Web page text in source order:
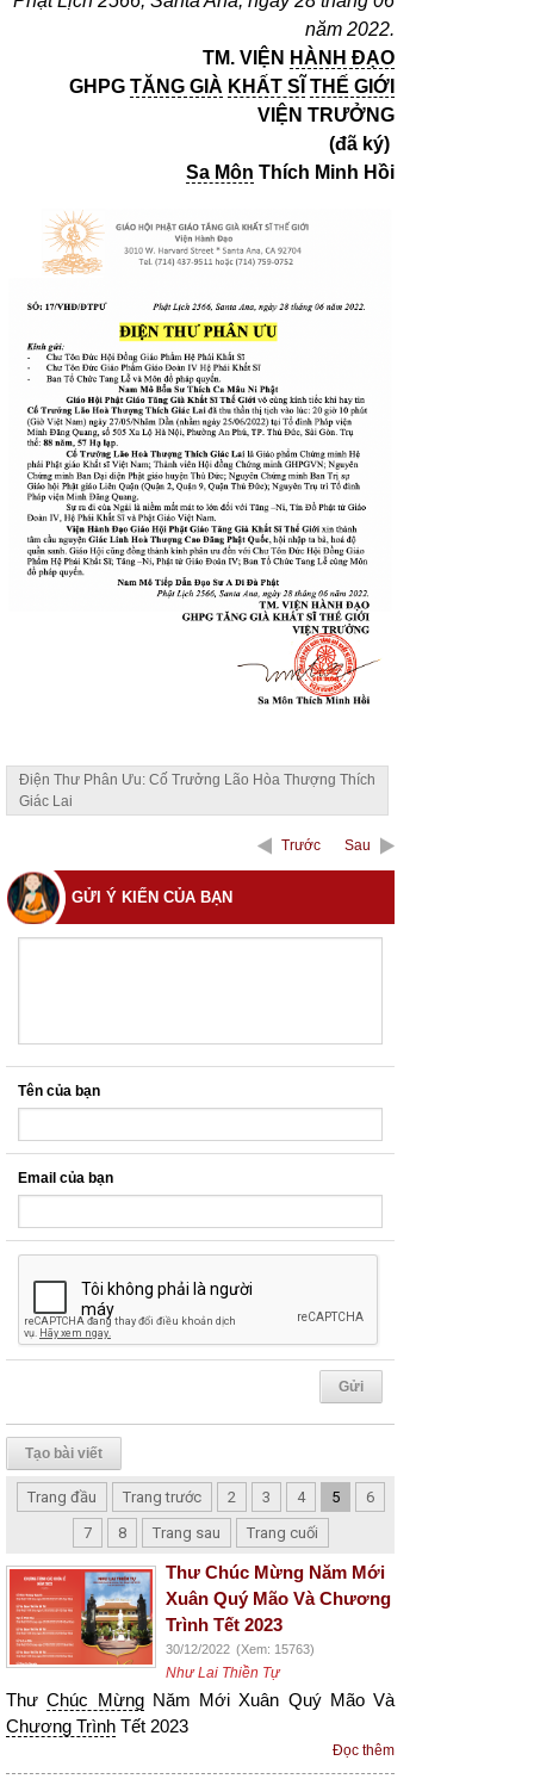
năm 2022.
TM. VIỆN HÀNH ĐẠO
GHPG TĂNG GIÀ KHẤT SĨ THẾ GIỚI
VIỆN TRƯỞNG
(đã ký)
Sa Môn Thích Minh Hồi
Điện Thư Phân Ưu: Cố Trưởng Lão Hòa Thượng Thích
Giác Lai
Trước Sau
GỬI Ý KIẾN CỦA BẠN
Tên của bạn
Email của bạn
Tạo bài viết
Trang đầu Trang trước 2 3 4 5
6
7
8 Trang sau Trang cuối
Thư Chúc Mừng Năm Mới
Xuân Quý Mão Và Chương
Trình Tết 2023
30/12/2022 (Xem: 15763)
Như Lai Thiền Tự
ThưChúc MừngNăm Mới Xuân Quý Mão Và
Chương Trình Tết 2023
Đọc thêm